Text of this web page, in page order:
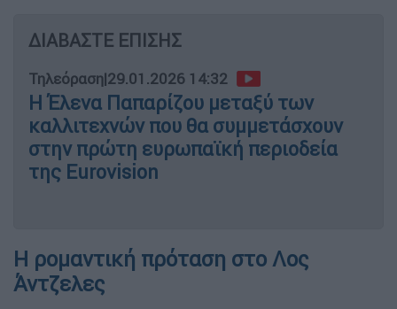
ΔΙΑΒΑΣΤΕ ΕΠΙΣΗΣ
Τηλεόραση|29.01.2026 14:32
Η Έλενα Παπαρίζου μεταξύ των
καλλιτεχνών που θα συμμετάσχουν
στην πρώτη ευρωπαϊκή περιοδεία
της Eurovision
Η ρομαντική πρόταση στο Λος
Άντζελες